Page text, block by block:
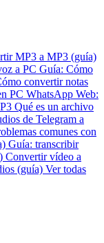
MP3 a MP3 (guía)
a PC Guía: Cómo
convertir notas
PC WhatsApp Web:
Qué es un archivo
de Telegram a
comunes con
Guía: transcribir
Convertir vídeo a
(guía) Ver todas